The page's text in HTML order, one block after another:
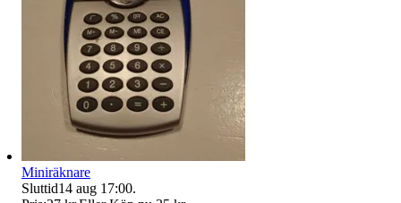
Miniräknare
Sluttid14 aug 17:00.